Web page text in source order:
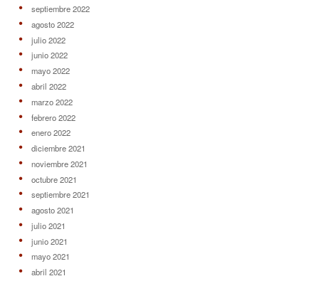
septiembre 2022
agosto 2022
julio 2022
junio 2022
mayo 2022
abril 2022
marzo 2022
febrero 2022
enero 2022
diciembre 2021
noviembre 2021
octubre 2021
septiembre 2021
agosto 2021
julio 2021
junio 2021
mayo 2021
abril 2021